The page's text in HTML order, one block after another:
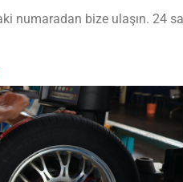
numaradan bize ulaşın.